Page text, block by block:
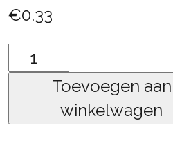
€0.33
Emoticon
niet
aantal
Toevoegen aan
winkelwagen